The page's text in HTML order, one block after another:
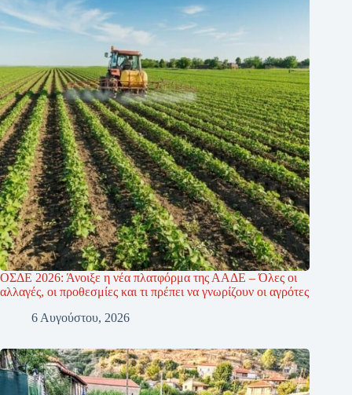
ΟΣΔΕ 2026: Άνοιξε η νέα πλατφόρμα της ΑΑΔΕ – Όλες οι
αλλαγές, οι προθεσμίες και τι πρέπει να γνωρίζουν οι αγρότες
6 Αυγούστου, 2026